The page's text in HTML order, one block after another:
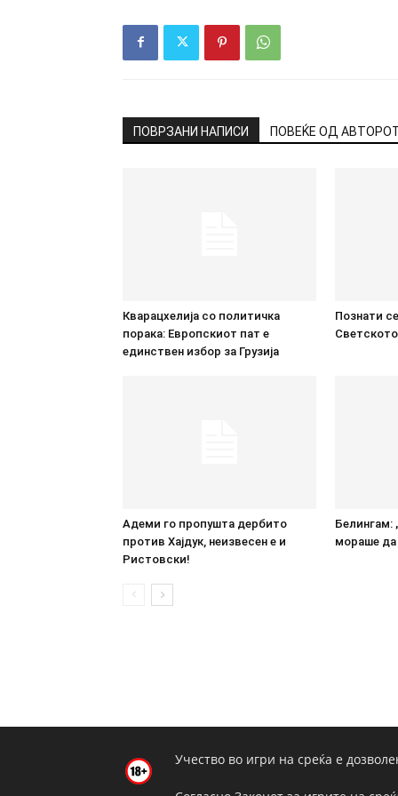
ПОВРЗАНИ НАПИСИ ПОВЕЌЕ ОД
Кварацхелија со политичка
порака: Европскиот пат е
единствен избор за Грузија
Познати
Адеми го пропушта дербито
против Хајдук, неизвесен е и
Ристовски!
Белингам:
мораше да
Учество во игри на среќа е